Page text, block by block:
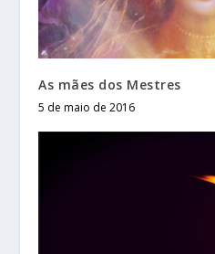
As mães dos Mestres
5 de maio de 2016